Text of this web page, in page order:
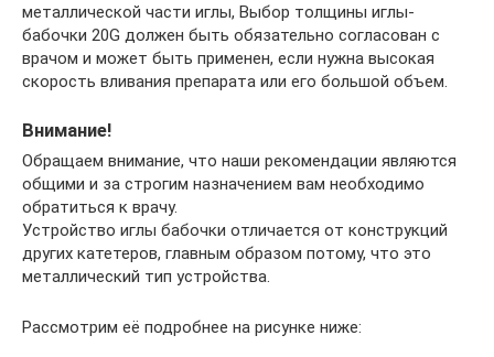
металлической части иглы, Выбор толщины иглы-
бабочки 20G должен быть обязательно согласован с
врачом и может быть применен, если нужна высокая
скорость вливания препарата или его большой объем.
Внимание!
Обращаем внимание, что наши рекомендации являются
общими и за строгим назначением вам необходимо
обратиться к врачу.
Устройство иглы бабочки отличается от конструкций
других катетеров, главным образом потому, что это
металлический тип устройства.
Рассмотрим её подробнее на рисунке ниже: